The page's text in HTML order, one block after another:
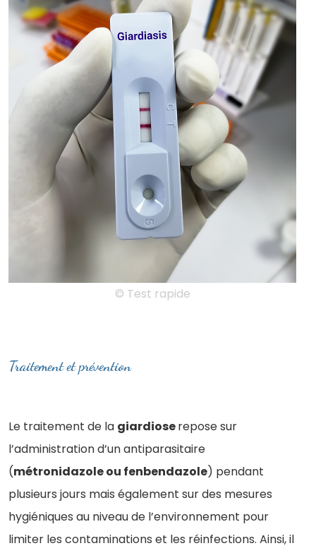
© Test rapide
Traitement et prévention
Le traitement de la giardioserepose sur
l’administration d’un antiparasitaire
(métronidazole ou fenbendazole) pendant
plusieurs jours mais également sur des mesures
hygiéniques au niveau de l’environnement pour
limiter les contaminations et les réinfections. Ainsi, il